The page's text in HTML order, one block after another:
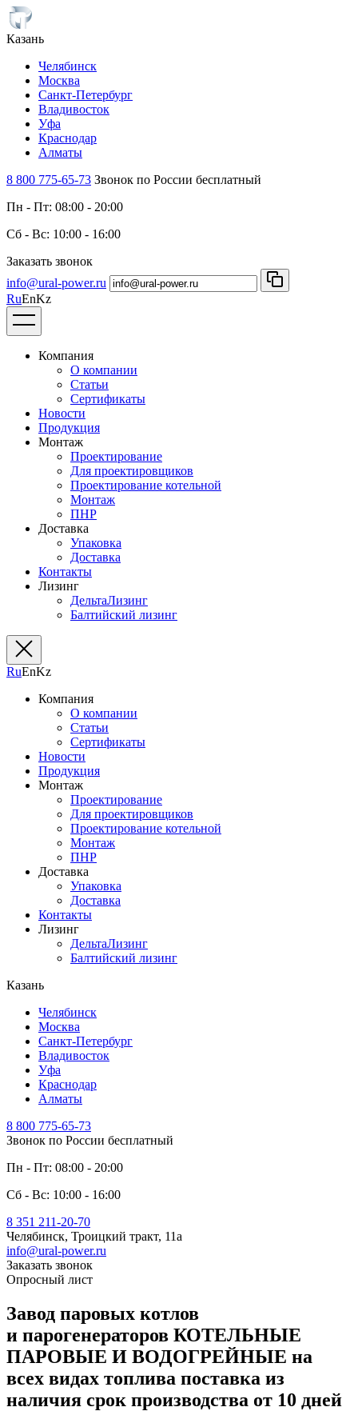
Казань
Челябинск
Москва
Санкт-Петербург
Владивосток
Уфа
Краснодар
Алматы
8 800 775-65-73 Звонок по России бесплатный
Пн - Пт: 08:00 - 20:00
Сб - Вс: 10:00 - 16:00
Заказать звонок
info@ural-power.ru
RuEnKz
Компания
О компании
Статьи
Сертификаты
Новости
Продукция
Монтаж
Проектирование
Для проектировщиков
Проектирование котельной
Монтаж
ПНР
Доставка
Упаковка
Доставка
Контакты
Лизинг
ДельтаЛизинг
Балтийский лизинг
RuEnKz
Компания
О компании
Статьи
Сертификаты
Новости
Продукция
Монтаж
Проектирование
Для проектировщиков
Проектирование котельной
Монтаж
ПНР
Доставка
Упаковка
Доставка
Контакты
Лизинг
ДельтаЛизинг
Балтийский лизинг
Казань
Челябинск
Москва
Санкт-Петербург
Владивосток
Уфа
Краснодар
Алматы
8 800 775-65-73
Звонок по России бесплатный
Пн - Пт: 08:00 - 20:00
Сб - Вс: 10:00 - 16:00
8 351 211-20-70
Челябинск, Троицкий тракт, 11а
info@ural-power.ru
Заказать звонок
Опросный лист
Завод паровых котлов
и парогенераторов КОТЕЛЬНЫЕ
ПАРОВЫЕ И ВОДОГРЕЙНЫЕ на
всех видах топлива поставка из
наличия срок производства от 10 дней